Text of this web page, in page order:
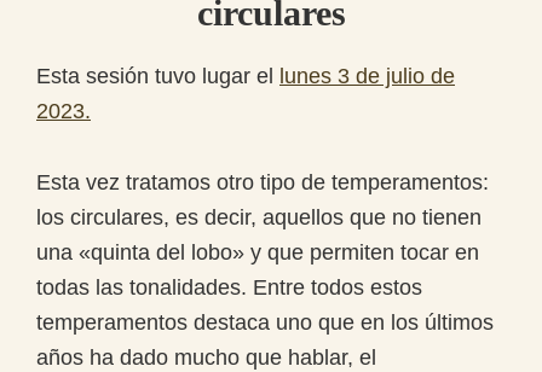
circulares
Esta sesión tuvo lugar el lunes 3 de julio de
2023.
Esta vez tratamos otro tipo de temperamentos:
los circulares, es decir, aquellos que no tienen
una «quinta del lobo» y que permiten tocar en
todas las tonalidades. Entre todos estos
temperamentos destaca uno que en los últimos
años ha dado mucho que hablar, el